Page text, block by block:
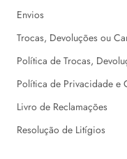
Envios
Trocas, Devoluções ou
Política de Trocas,
Política de Privacidade e
Livro de Reclamações
Resolução de Litígios